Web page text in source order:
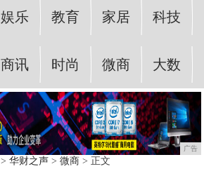
娱乐 教育 家居 科技
商讯 时尚 微商 大数
广告
> 华财之声> 微商> 正文